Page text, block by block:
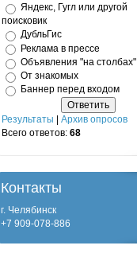
Яндекс, Гугл или другой
поисковик
ДубльГис
Реклама в прессе
Объявления "на столбах"
От знакомых
Баннер перед входом
Результаты | Архив опросов
Всего ответов: 68
Контакты
г. Челябинск
+7 909-078-886